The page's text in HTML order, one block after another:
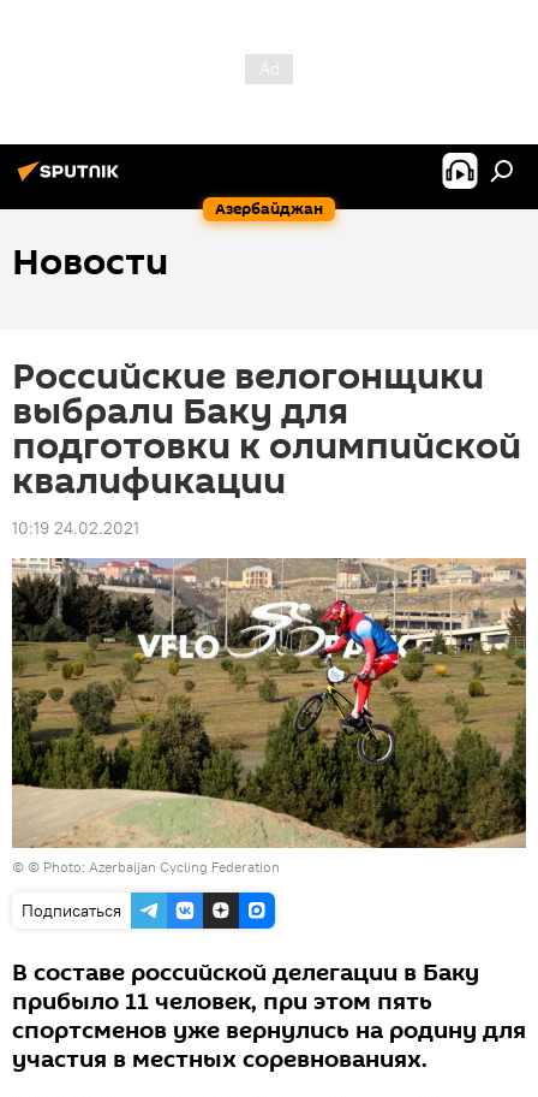
Азербайджан
Новости
Российские велогонщики
выбрали Баку для
подготовки к олимпийской
квалификации
10:19 24.02.2021
© © Photo: Azerbaijan Cycling Federation
Подписаться
В составе российской делегации в Баку
прибыло 11 человек, при этом пять
спортсменов уже вернулись на родину для
участия в местных соревнованиях.